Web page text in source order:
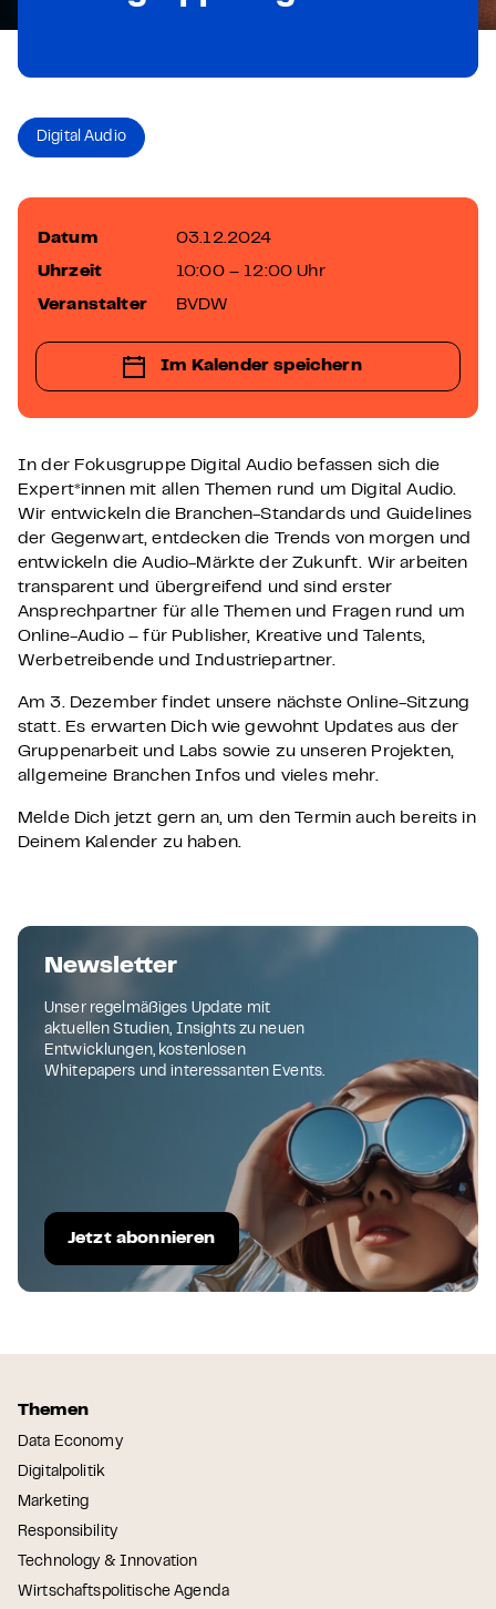
Digital Audio
In der Fokusgruppe Digital Audio befassen sich die
Expert*innen mit allen Themen rund um Digital Audio.
Wir entwickeln die Branchen-Standards und Guidelines
der Gegenwart, entdecken die Trends von morgen und
entwickeln die Audio-Märkte der Zukunft. Wir arbeiten
transparent und übergreifend und sind erster
Ansprechpartner für alle Themen und Fragen rund um
Online-Audio – für Publisher, Kreative und Talents,
Werbetreibende und Industriepartner.
Am 3. Dezember findet unsere nächste Online-Sitzung
statt. Es erwarten Dich wie gewohnt Updates aus der
Gruppenarbeit und Labs sowie zu unseren Projekten,
allgemeine Branchen Infos und vieles mehr.
Melde Dich jetzt gern an, um den Termin auch bereits in
Deinem Kalender zu haben.
Datum 03.12.2024
Uhrzeit 10:00 – 12:00 Uhr
Veranstalter BVDW
Im Kalender speichern
Newsletter
Unser regelmäßiges Update mit
aktuellen Studien, Insights zu neuen
Entwicklungen, kostenlosen
Whitepapers und interessanten Events.
Jetzt abonnieren
Themen
Data Economy
Digitalpolitik
Marketing
Responsibility
Technology & Innovation
Wirtschaftspolitische Agenda